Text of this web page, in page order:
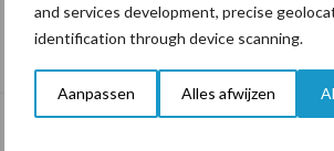
and services development, precise
identification through device scanning.
Aanpassen Alles afwijzen
De speenhuid: een vaak